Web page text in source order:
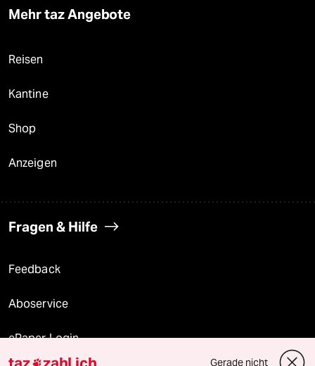
Mehr taz Angebote
Reisen
Kantine
Shop
Anzeigen
Fragen & Hilfe
Feedback
Aboservice
ePaper Login
 Gerade nicht